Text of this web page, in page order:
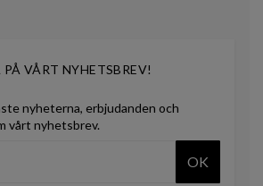
PÅ VÅRT NYHETSBREV!
nyheterna, erbjudanden och
vårt nyhetsbrev.
OK